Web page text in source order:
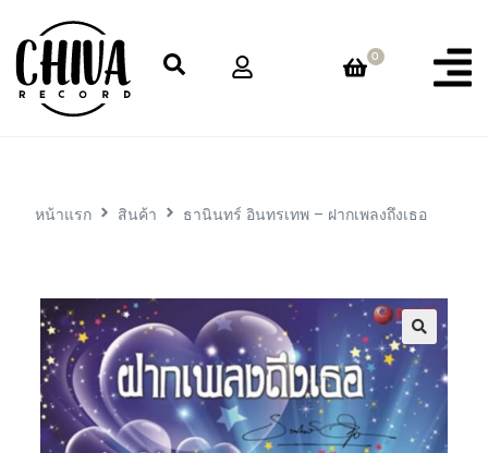
0
หน้าแรก สินค้า ธานินทร์ อินทรเทพ – ฝากเพลงถึงเธอ